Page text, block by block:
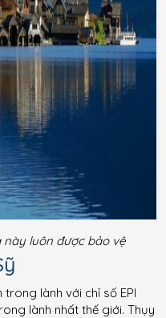
luôn được bảo vệ
lành với chỉ số EPI
lành nhất thế giới. Thụy